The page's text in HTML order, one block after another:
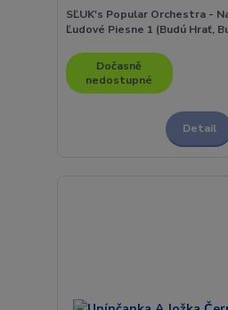
SĽUK's Popular Orchestra -
Ľudové Piesne 1 (Budú Hrať,
Dočasně
nedostupné
Detail